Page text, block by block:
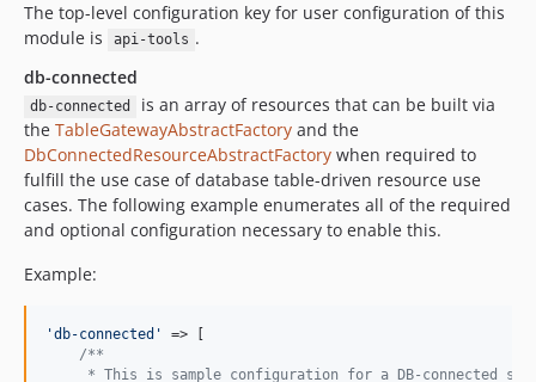
The top-level configuration key for user configuration of this
module is
api-tools .
db-connected
db-connected
is an array of resources that can be built via
the TableGatewayAbstractFactory and the
DbConnectedResourceAbstractFactory when required to
fulfill the use case of database table-driven resource use
cases. The following example enumerates all of the required
and optional configuration necessary to enable this.
Example:
'db-connected '
=> [
/**
* This is sample configuration for a DB-connected